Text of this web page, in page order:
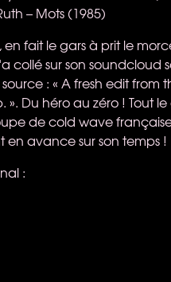
– Mots (1985)
en fait le gars à prit le
collé sur son soundcloud
: « A fresh edit from
». Du héro au zéro ! Tout
de cold wave
en avance sur son temps !
: